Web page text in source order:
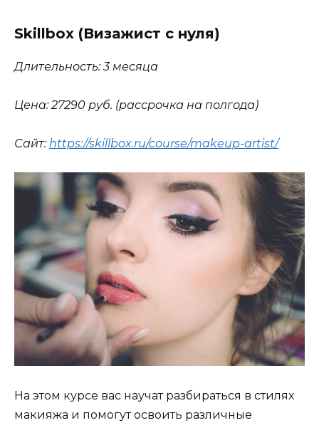
Skillbox (Визажист с нуля)
Длительность: 3 месяца
Цена: 27290 руб. (рассрочка на полгода)
Сайт:https://skillbox.ru/course/makeup-artist/
На этом курсе вас научат разбираться в стилях
макияжа и помогут освоить различные